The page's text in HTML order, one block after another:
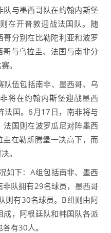
与墨西哥队在约翰内斯堡
在开普敦迎战法国队。随
分别在比勒陀利亚和波罗
与乌拉圭、法国与南非分
。
伍包括南非、墨西哥、乌
将在约翰内斯堡迎战墨西
法国。6月17日，南非将与
国则在波罗瓜尼对阵墨西
在勒斯腾堡一决高下，而
。
如下：A组包括南非、墨西
队拥有29名球员，墨西哥
则有30名球员。B组则由阿
，阿根廷队和韩国队各派
有30人。